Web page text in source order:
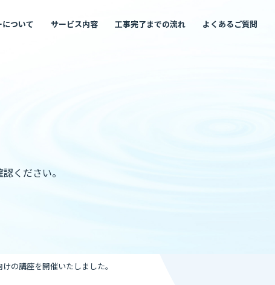
ついて サービス内容 工事完了までの流れ よくあるご質問
ください。
の講座を開催いたしました。